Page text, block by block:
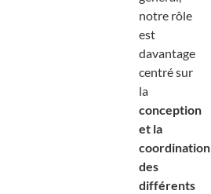
notre rôle
est
davantage
centré sur
la
conception
et la
coordination
des
différents